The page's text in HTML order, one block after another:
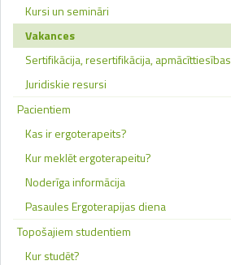
Kursi un semināri
Vakances
Sertifikācija, resertifikācija, apmācīttiesības
Juridiskie resursi
Pacientiem
Kas ir ergoterapeits?
Kur meklēt ergoterapeitu?
Noderīga informācija
Pasaules Ergoterapijas diena
Topošajiem studentiem
Kur studēt?